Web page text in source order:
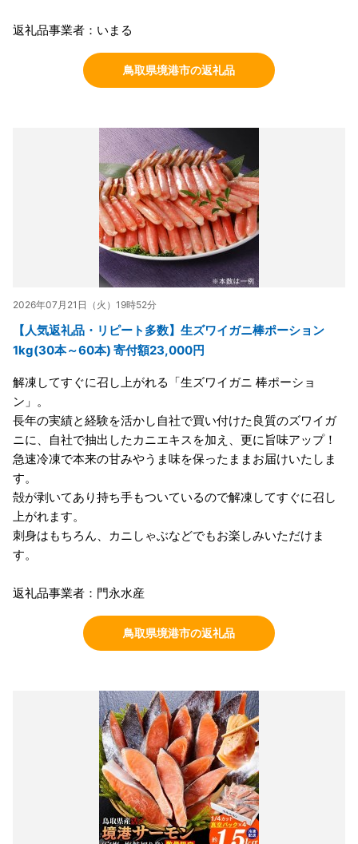
返礼品事業者：いまる
鳥取県境港市の返礼品
2026年07月21日（火）19時52分
【人気返礼品・リピート多数】生ズワイガニ棒ポーション
1kg(30本～60本) 寄付額23,000円
解凍してすぐに召し上がれる「生ズワイガニ 棒ポーショ
ン」。
長年の実績と経験を活かし自社で買い付けた良質のズワイガ
ニに、自社で抽出したカニエキスを加え、更に旨味アップ！
急速冷凍で本来の甘みやうま味を保ったままお届けいたしま
す。
殻が剥いてあり持ち手もついているので解凍してすぐに召し
上がれます。
刺身はもちろん、カニしゃぶなどでもお楽しみいただけま
す。
返礼品事業者：門永水産
鳥取県境港市の返礼品